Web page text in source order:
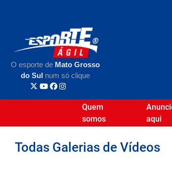
O esporte de Mato Grosso
do Sul num só clique
Quem
somos
aqui
Todas Galerias de Vídeos